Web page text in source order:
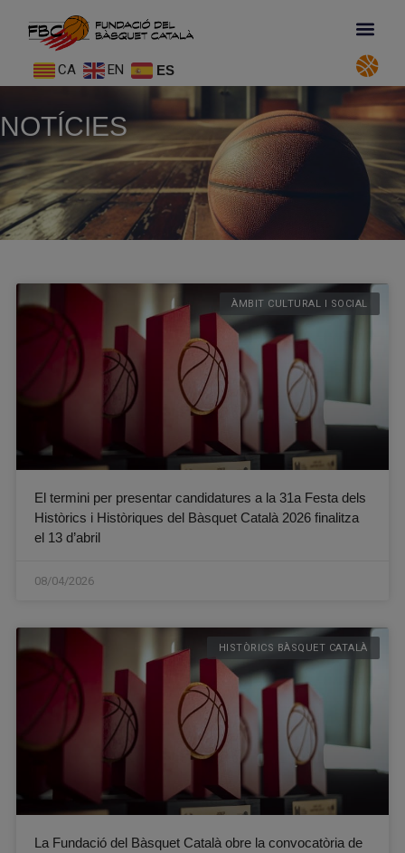
CA EN ES
NOTÍCIES
ÀMBIT CULTURAL I SOCIAL
El termini per presentar candidatures a la 31a Festa dels
Històrics i Històriques del Bàsquet Català 2026 finalitza
el 13 d’abril
08/04/2026
HISTÒRICS BÀSQUET CATALÀ
La Fundació del Bàsquet Català obre la convocatòria de